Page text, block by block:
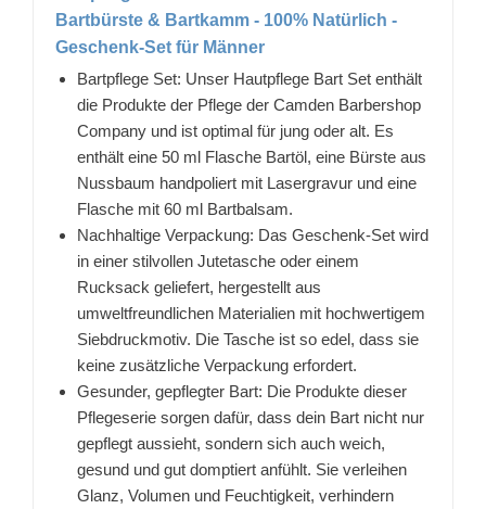
Bartbürste & Bartkamm - 100% Natürlich -
Geschenk-Set für Männer
Bartpflege Set: Unser Hautpflege Bart Set enthält
die Produkte der Pflege der Camden Barbershop
Company und ist optimal für jung oder alt. Es
enthält eine 50 ml Flasche Bartöl, eine Bürste aus
Nussbaum handpoliert mit Lasergravur und eine
Flasche mit 60 ml Bartbalsam.
Nachhaltige Verpackung: Das Geschenk-Set wird
in einer stilvollen Jutetasche oder einem
Rucksack geliefert, hergestellt aus
umweltfreundlichen Materialien mit hochwertigem
Siebdruckmotiv. Die Tasche ist so edel, dass sie
keine zusätzliche Verpackung erfordert.
Gesunder, gepflegter Bart: Die Produkte dieser
Pflegeserie sorgen dafür, dass dein Bart nicht nur
gepflegt aussieht, sondern sich auch weich,
gesund und gut domptiert anfühlt. Sie verleihen
Glanz, Volumen und Feuchtigkeit, verhindern